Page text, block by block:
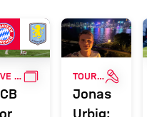
LIVE BEI FC BAYERN TV PLUS GALLERIE TOUR TALK
Jonas
Urbig: